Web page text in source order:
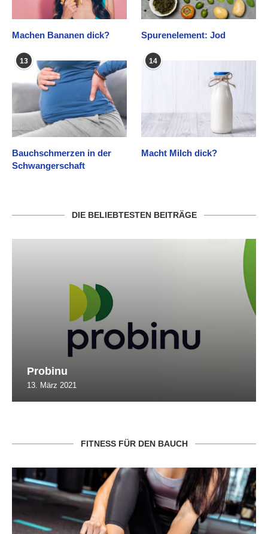
Machen Bananen dick? Spurenelement: Jod
13
Bauchschmerzen in der
Schwangerschaft
14
Macht Milch dick?
DIE BELIEBTESTEN BEITRÄGE
Probinu
13. März 2021
FITNESS FÜR DEN BAUCH